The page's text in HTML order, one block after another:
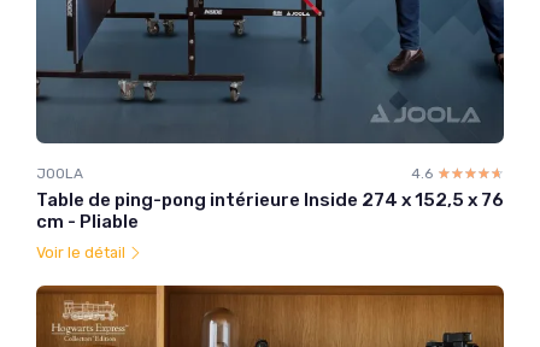
JOOLA 4.6 ☆☆☆☆☆
★★★★★
Table de ping-pong intérieure Inside 274 x 152,5 x 76
cm - Pliable
Voir le détail